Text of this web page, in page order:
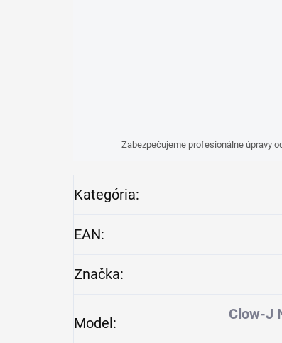
Zabezpečujeme profesionálne úpravy
Kategória:
EAN:
Značka:
Model:
Clow-J